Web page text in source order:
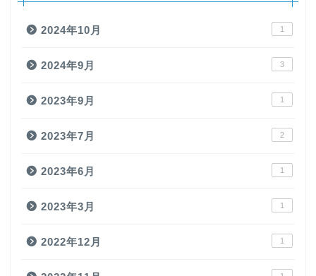
2024年10月 1
2024年9月 3
2023年9月 1
2023年7月 2
2023年6月 1
2023年3月 1
2022年12月 1